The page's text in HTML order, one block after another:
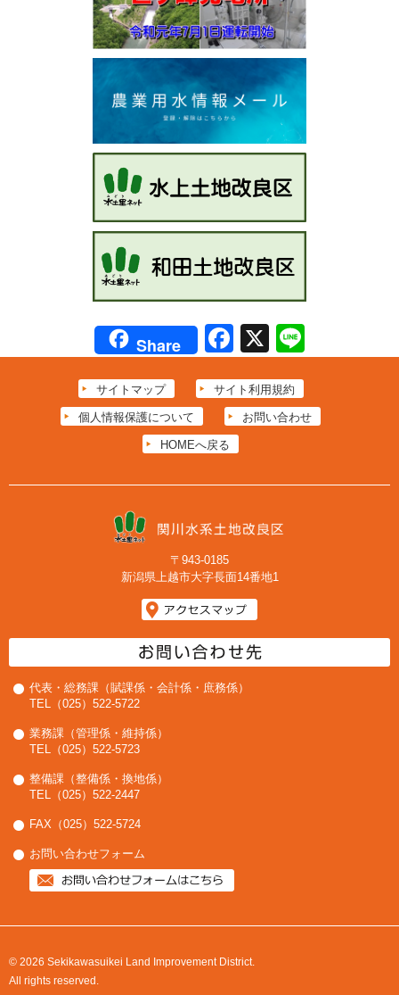
Share Facebook
X
サイトマップ サイト利用規約
個人情報保護について お問い合わせ
HOMEへ戻る
〒943-0185
新潟県上越市大字長面14番地1
代表・総務課（賦課係・会計係・庶務係）
TEL（025）522-5722
業務課（管理係・維持係）
TEL（025）522-5723
整備課（整備係・換地係）
TEL（025）522-2447
FAX（025）522-5724
お問い合わせフォーム
© 2026 Sekikawasuikei Land Improvement District.
All rights reserved.